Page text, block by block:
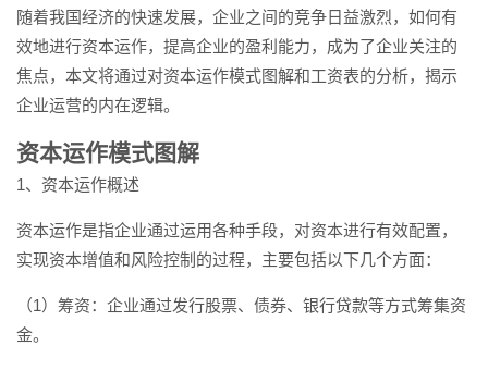
随着我国经济的快速发展，企业之间的竞争日益激烈，如何有
效地进行资本运作，提高企业的盈利能力，成为了企业关注的
焦点，本文将通过对资本运作模式图解和工资表的分析，揭示
企业运营的内在逻辑。
资本运作模式图解
1、资本运作概述
资本运作是指企业通过运用各种手段，对资本进行有效配置，
实现资本增值和风险控制的过程，主要包括以下几个方面：
（1）筹资：企业通过发行股票、债券、银行贷款等方式筹集资
金。